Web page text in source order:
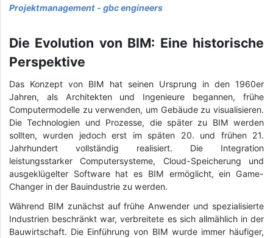
Projektmanagement - gbc engineers
Die Evolution von BIM: Eine historische
Perspektive
Das Konzept von BIM hat seinen Ursprung in den 1960er
Jahren, als Architekten und Ingenieure begannen, frühe
Computermodelle zu verwenden, um Gebäude zu visualisieren.
Die Technologien und Prozesse, die später zu BIM werden
sollten, wurden jedoch erst im späten 20. und frühen 21.
Jahrhundert vollständig realisiert. Die Integration
leistungsstarker Computersysteme, Cloud-Speicherung und
ausgeklügelter Software hat es BIM ermöglicht, ein Game-
Changer in der Bauindustrie zu werden.
Während BIM zunächst auf frühe Anwender und spezialisierte
Industrien beschränkt war, verbreitete es sich allmählich in der
Bauwirtschaft. Die Einführung von BIM wurde immer häufiger,